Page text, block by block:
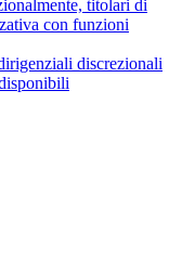
titolari di
con funzioni
discrezionali